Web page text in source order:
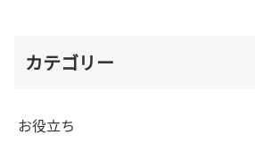
カテゴリー
お役立ち